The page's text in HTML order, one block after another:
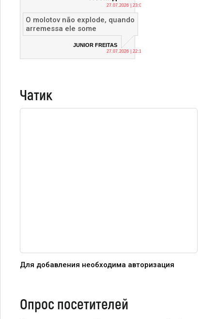
27.07.2026 | 23:04
O molotov não explode, quando
arremessa ele some
JUNIOR FREITAS
27.07.2026 | 22:12
Чатик
Для добавления необходима авторизация
Опрос посетителей